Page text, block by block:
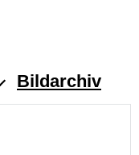
Bildarchiv